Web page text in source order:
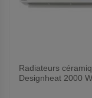
Radiateurs
Designheat 2000